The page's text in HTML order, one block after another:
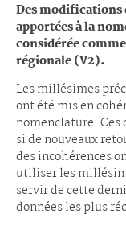
Des modifications
apportées à la
considérée
régionale (V2).
Les millésimes
ont été mis en
nomenclature. Ces
si de nouveaux
des incohérences
utiliser les
servir de cette
données les plus